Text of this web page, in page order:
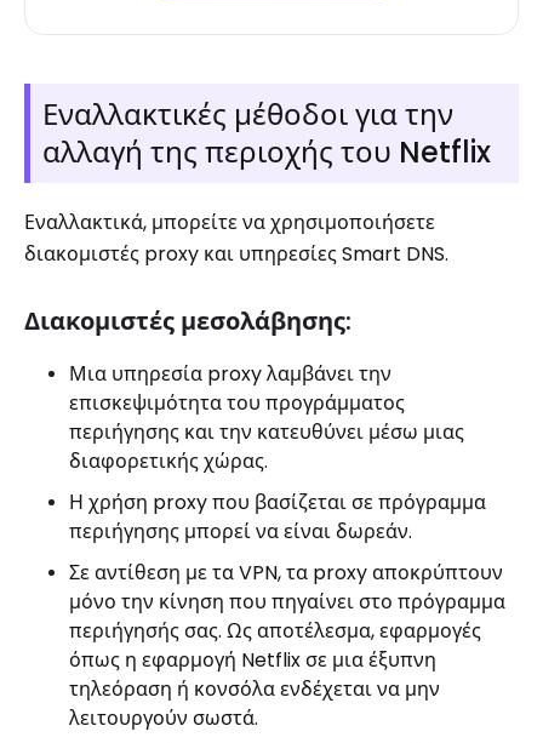
Εναλλακτικές μέθοδοι για την
αλλαγή της περιοχής του Netflix
Εναλλακτικά, μπορείτε να χρησιμοποιήσετε
διακομιστές proxy και υπηρεσίες Smart DNS.
Διακομιστές μεσολάβησης:
Μια υπηρεσία proxy λαμβάνει την
επισκεψιμότητα του προγράμματος
περιήγησης και την κατευθύνει μέσω μιας
διαφορετικής χώρας.
Η χρήση proxy που βασίζεται σε πρόγραμμα
περιήγησης μπορεί να είναι δωρεάν.
Σε αντίθεση με τα VPN, τα proxy αποκρύπτουν
μόνο την κίνηση που πηγαίνει στο πρόγραμμα
περιήγησής σας. Ως αποτέλεσμα, εφαρμογές
όπως η εφαρμογή Netflix σε μια έξυπνη
τηλεόραση ή κονσόλα ενδέχεται να μην
λειτουργούν σωστά.